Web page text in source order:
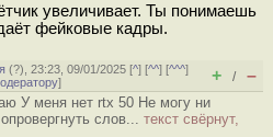
увеличивает. Ты понимаешь
фейковые кадры.
(?), 23:23, 09/01/2025 [^] [^^] [^^^]
] + / –
У меня нет rtx 50 Не могу ни
слов... текст свёрнут,